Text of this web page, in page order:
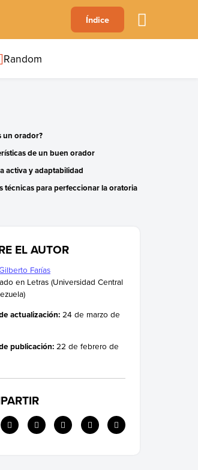
B C F
Índice
Random
un orador?
de un buen orador
activa y adaptabilidad
técnicas para perfeccionar la oratoria
EL AUTOR
Farías
en Letras (Universidad Central
actualización: 24 de marzo de
publicación: 22 de febrero de